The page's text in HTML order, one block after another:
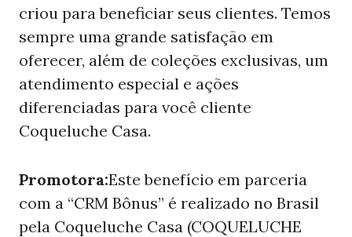
criou para beneficiar seus clientes. Temos
sempre uma grande satisfação em
oferecer, além de coleções exclusivas, um
atendimento especial e ações
diferenciadas para você cliente
Coqueluche Casa.
Promotora:Este benefício em parceria
com a “CRM Bônus” é realizado no Brasil
pela Coqueluche Casa (COQUELUCHE